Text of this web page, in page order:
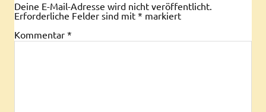
Deine E-Mail-Adresse wird nicht veröffentlicht.
Erforderliche Felder sind mit * markiert
Kommentar *